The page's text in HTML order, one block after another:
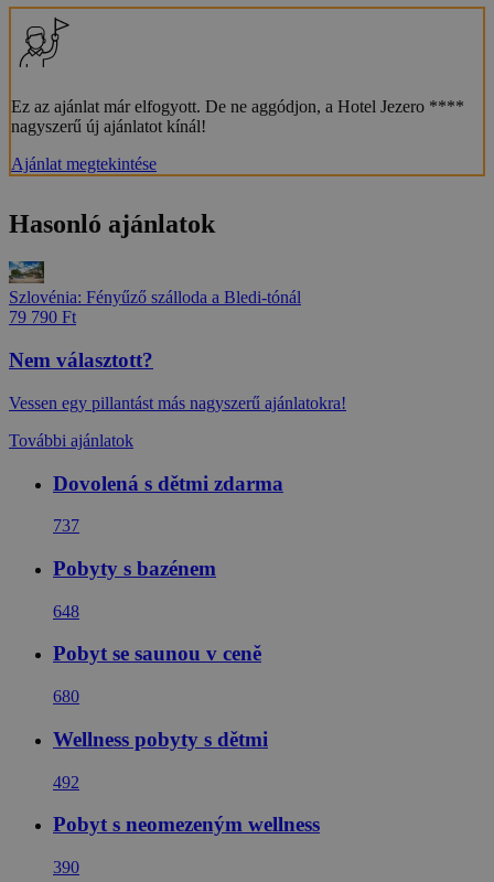
Ez az ajánlat már elfogyott. De ne aggódjon, a Hotel Jezero ****
nagyszerű új ajánlatot kínál!
Ajánlat megtekintése
Hasonló ajánlatok
Szlovénia: Fényűző szálloda a Bledi-tónál
79 790 Ft
Nem választott?
Vessen egy pillantást más nagyszerű ajánlatokra!
További ajánlatok
Dovolená s dětmi zdarma
737
Pobyty s bazénem
648
Pobyt se saunou v ceně
680
Wellness pobyty s dětmi
492
Pobyt s neomezeným wellness
390